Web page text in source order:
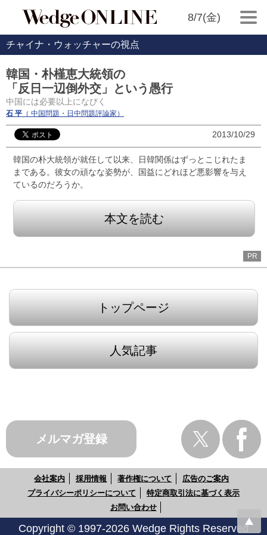
8/7(金)
チャイナ・ウォッチャーの視点
韓国・朴槿恵大統領の
「反日一辺倒外交」という愚行
中国には必要以上になびく
石 平 （ 中国問題・日中問題評論家）
2013/10/29
韓国の朴大統領が就任して以来、日韓関係はずっとこじれたま
まである。彼女の頑なな姿勢が、国益にどれほど悪影響を与え
ているのだろうか。
本文を読む
PR
トップページ
人気記事
メルマガ登録
会社案内 採用情報 著作権について
広告のご案内
プライバシーポリシーについて
特定商取引法に基づく表示
お問い合わせ
Copyright © 1997-2026 Wedge Rights Reserved